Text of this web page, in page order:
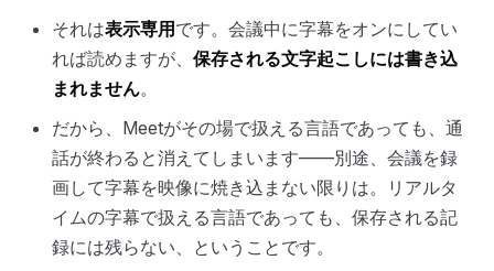
それは表示専用 です。会議中に字幕をオンにしてい
れば読めますが、保存される文字起こしには書き込
まれません。
だから、Meetがその場で扱える言語であっても、通
話が終わると消えてしまいます——別途、会議を録
画して字幕を映像に焼き込まない限りは。リアルタ
イムの字幕で扱える言語であっても、保存される記
録には残らない、ということです。